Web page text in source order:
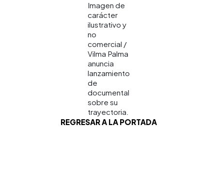
Imagen de
carácter
ilustrativo y
no
comercial /
Vilma Palma
anuncia
lanzamiento
de
documental
sobre su
trayectoria.
REGRESAR A LA PORTADA